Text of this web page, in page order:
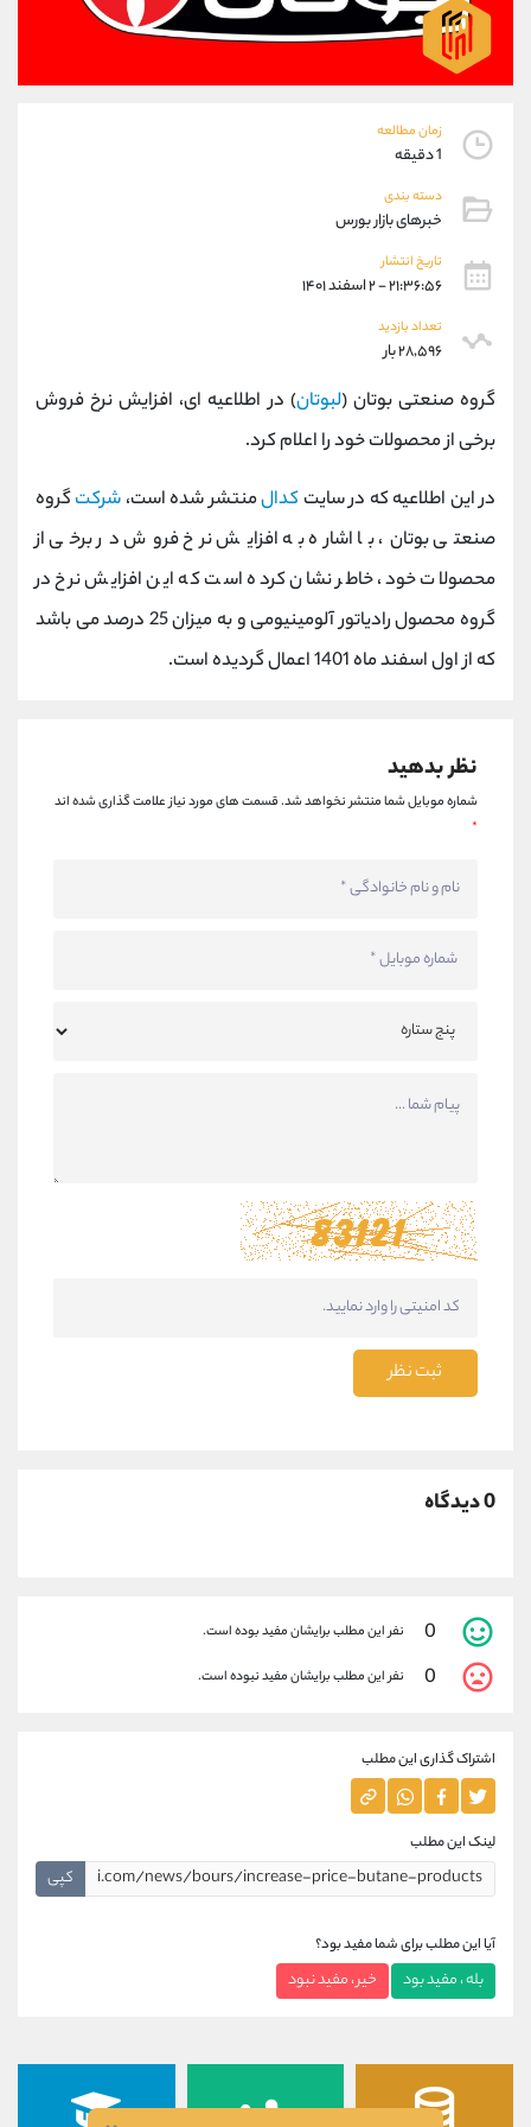
زمان مطالعه
1 دقیقه
دسته بندی
خبرهای بازار بورس
تاریخ انتشار
۲۱:۳۶:۵۶ - ۲ اسفند ۱۴۰۱
تعداد بازدید
۲۸,۵۹۶ بار
گروه صنعتی بوتان (لبوتان) در اطلاعیه ای، افزایش نرخ فروش
برخی از محصولات خود را اعلام کرد.
در این اطلاعیه که در سایت کدالمنتشر شده است، شرکتگروه
صنعتی بوتان، با اشاره به افزایش نرخ فروش در برخی از
محصولات خود، خاطر نشان کرده است که این افزایش نرخ در
گروه محصول رادیاتور آلومینیومی و به میزان 25 درصد می باشد
که از اول اسفند ماه 1401 اعمال گردیده است.
نظر بدهید
شماره موبایل شما منتشر نخواهد شد.قسمت های مورد نیاز علامت گذاری شده اند
*
ثبت نظر
0 دیدگاه
0 نفر این مطلب برایشان مفید بوده است.
0 نفر این مطلب برایشان مفید نبوده است.
اشتراک گذاری این مطلب
لینک این مطلب
کپی
آیا این مطلب برای شما مفید بود؟
بله ، مفید بود خیر ، مفید نبود
09101364784
واتساپ شروع گفتگو
تلگرام
پشتیبان فروش
موبایل
واتساپ
تلگرام
داخلی
اطلاعات تماس (دفتر فروش)
تلفن 021-22021030
بدون پیش شماره
کانال تلگرام @alirezamehrabi_com
کانال بله @alirezamehrabi_official